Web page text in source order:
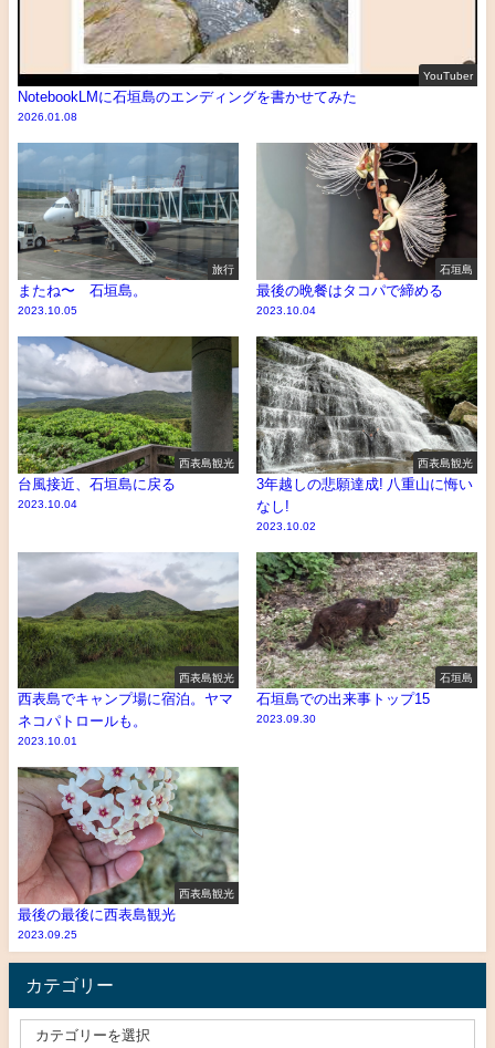
YouTuber
NotebookLMに石垣島のエンディングを書かせてみた
2026.01.08
旅行
またね〜 石垣島。
2023.10.05
石垣島
最後の晩餐はタコパで締める
2023.10.04
西表島観光
台風接近、石垣島に戻る
2023.10.04
西表島観光
3年越しの悲願達成! 八重山に悔い
なし!
2023.10.02
西表島観光
西表島でキャンプ場に宿泊。ヤマ
ネコパトロールも。
2023.10.01
石垣島
石垣島での出来事トップ15
2023.09.30
西表島観光
最後の最後に西表島観光
2023.09.25
カテゴリー